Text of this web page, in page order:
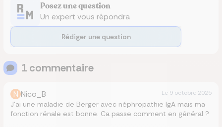
Posez une question
Un expert vous répondra
Rédiger une question
1 commentaire
N Nico_B Le 9 octobre 2025
J’ai une maladie de Berger avec néphropathie IgA mais ma
fonction rénale est bonne. Ca passe comment en général ?